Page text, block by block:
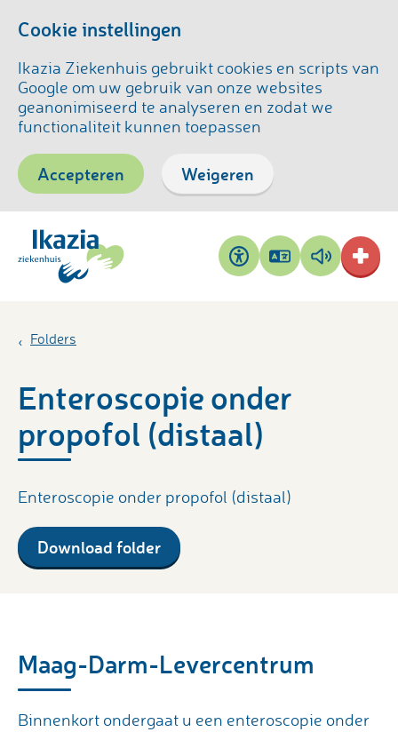
Cookie instellingen
Ikazia Ziekenhuis gebruikt cookies en scripts van
Google om uw gebruik van onze websites
geanonimiseerd te analyseren en zodat we
functionaliteit kunnen toepassen
Accepteren Weigeren
Toegankelijkheid
Pagina
vertalen
Pagina
voorlezen
Folders
Enteroscopie onder
propofol (distaal)
Enteroscopie onder propofol (distaal)
Download folder
Maag-Darm-Levercentrum
Binnenkort ondergaat u een enteroscopie onder